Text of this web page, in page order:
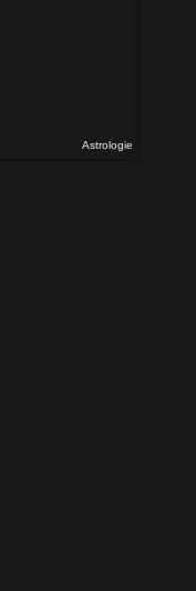
Astrologie